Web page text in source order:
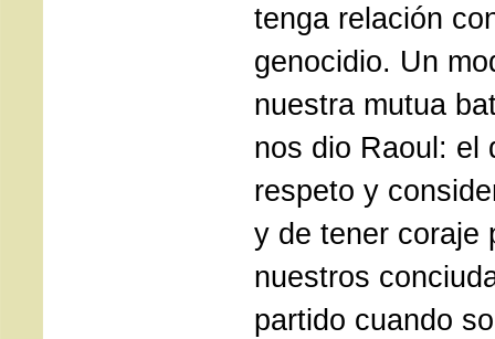
tenga relación
genocidio. Un
nuestra mutua
nos dio Raoul: el
respeto y
y de tener coraje
nuestros
partido cuando